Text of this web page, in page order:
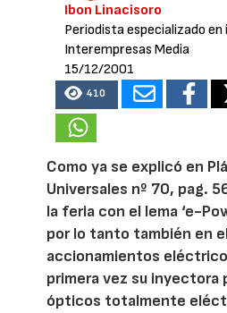
Ibon Linacisoro
Periodista especializado
Interempresas Media
15/12/2001
410
Como ya se explicó en
Universales nº 70, pag.
la feria con el lema ‘e-
por lo tanto también en
accionamientos
primera vez su inyectora
ópticos totalmente